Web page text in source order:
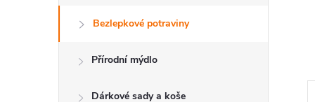
Bezlepkové potraviny
Přírodní mýdlo
Dárkové sady a koše